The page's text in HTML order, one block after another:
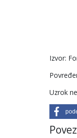
Izvor:
Uzrok